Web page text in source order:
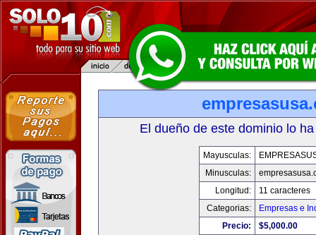
El dueño de este dominio lo
Mayusculas:
Minusculas:
Longitud:
11 caracteres
Categorias:
Empresas e
Precio:
$5,000.00